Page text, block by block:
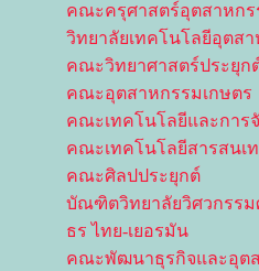
คณะครุศาสตร์อุตสาหกร
วิทยาลัยเทคโนโลยีอุตสา
คณะวิทยาศาสตร์ประยุก
คณะอุตสาหกรรมเกษตร
คณะเทคโนโลยีและการ
คณะเทคโนโลยีสารสนเ
คณะศิลปประยุกต์
บัณฑิตวิทยาลัยวิศวกรร
ธร ไทย-เยอรมัน
คณะพัฒนาธุรกิจและอุต